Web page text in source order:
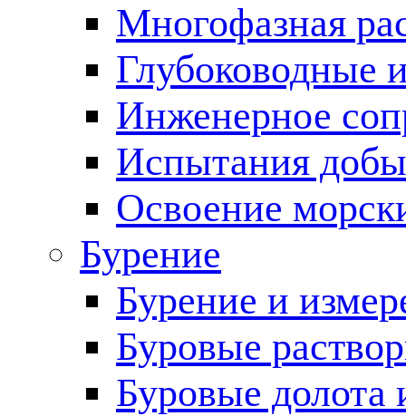
Многофазная
Глубоководные
Инженерное
Испытания
Освоение
Бурение
Бурение и
Буровые
Буровые долота